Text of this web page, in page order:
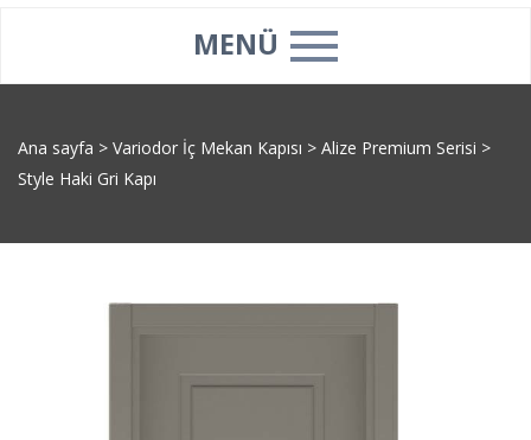
MENÜ
Ana sayfa > Variodor İç Mekan Kapısı > Alize Premium Serisi >
Style Haki Gri Kapı